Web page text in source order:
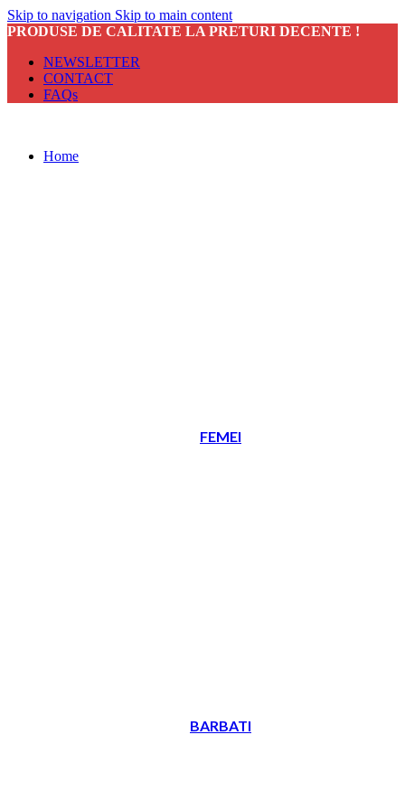
Skip to navigation Skip to main content
PRODUSE DE CALITATE LA PRETURI DECENTE !
NEWSLETTER
CONTACT
FAQs
Home
FEMEI
BARBATI